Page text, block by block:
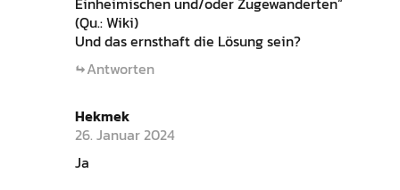
(Qu.: Wiki)
Und das ernsthaft die Lösung sein?
Antworten
Hekmek
26. Januar 2024
Ja